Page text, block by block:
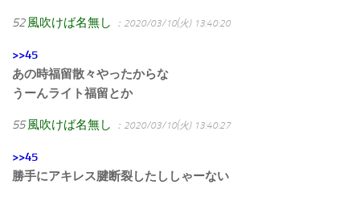
52 風吹けば名無し ：2020/03/10(火) 13:40:20
>>45
あの時福留散々やったからな
うーんライト福留とか
55 風吹けば名無し ：2020/03/10(火) 13:40:27
>>45
勝手にアキレス腱断裂したししゃーない